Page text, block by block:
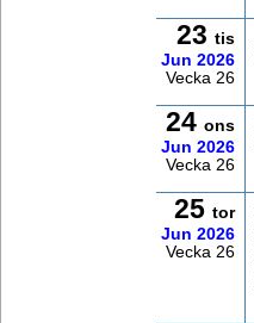
23 tis
Jun 2026
Vecka 26
24 ons
Jun 2026
Vecka 26
25 tor
Jun 2026
Vecka 26